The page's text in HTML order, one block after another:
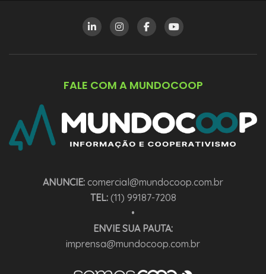
FALE COM A MUNDOCOOP
ANUNCIE: comercial@mundocoop.com.br
TEL:(11) 99187-7208
•
ENVIE SUA PAUTA:
imprensa@mundocoop.com.br